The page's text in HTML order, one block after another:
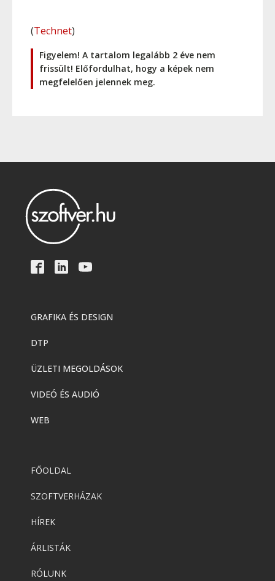
(Technet)
Figyelem! A tartalom legalább 2 éve nem
frissült! Előfordulhat, hogy a képek nem
megfelelően jelennek meg.
GRAFIKA ÉS DESIGN
DTP
ÜZLETI MEGOLDÁSOK
VIDEÓ ÉS AUDIÓ
WEB
FŐOLDAL
SZOFTVERHÁZAK
HÍREK
ÁRLISTÁK
RÓLUNK